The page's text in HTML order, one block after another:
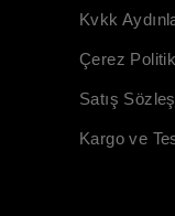
Kvkk
Çerez
Satış
Kargo ve